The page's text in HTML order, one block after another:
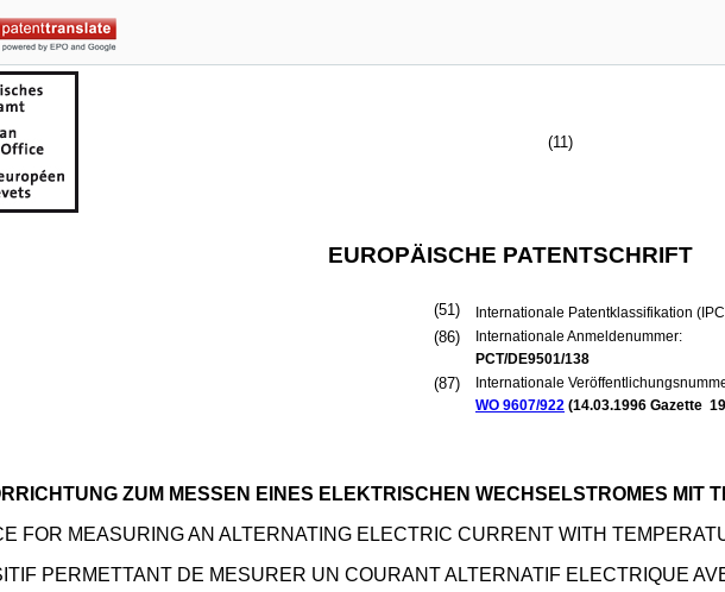
(11)
EUROPÄISCHE PATENTSCHRIFT
(51) Internationale Patentklassifikation
(86)
Internationale Anmeldenummer:
PCT/DE9501/138
(87)
Internationale
WO 9607/922 (14.03.1996 Gazette
ZUM MESSEN EINES ELEKTRISCHEN WECHSELSTROMES MIT
FOR MEASURING AN ALTERNATING ELECTRIC CURRENT WITH
PERMETTANT DE MESURER UN COURANT ALTERNATIF ELECTRIQUE